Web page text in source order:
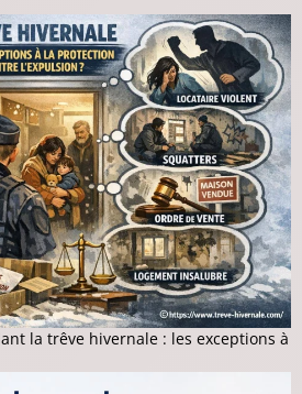
la trêve hivernale : les exceptions à